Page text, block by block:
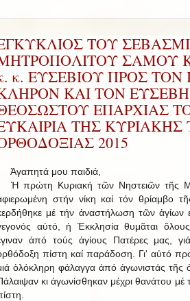
ΤΟΥ
ΣΑΜΟΥ
κ. ΕΥΣΕΒΙΟΥ ΠΡΟΣ ΤΟΝ
ΚΑΙ ΤΟΝ
ΕΠΑΡΧΙΑΣ
ΤΗΣ ΚΥΡΙΑΚΗΣ
2015
μου παιδιά,
πρώτη Κυριακή τῶν Νηστειῶν τῆς Μ.
στήν νίκη καί τόν θρίαμβο
μέ τήν ἀναστήλωση τῶν ἁγίων
αὐτό, ἡ Ἐκκλησία θυμᾶται
ἀπό τούς ἁγίους Πατέρες μας,
πίστη καί παράδοση. Γι' αὐτό
ὁλόκληρη φάλαγγα ἀπό ἀγωνιστάς τῆς
κι ἀγωνίσθηκαν μέχρι θανάτου μέ